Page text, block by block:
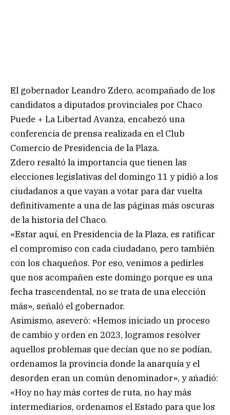
El gobernador Leandro Zdero, acompañado de los
candidatos a diputados provinciales por Chaco
Puede + La Libertad Avanza, encabezó una
conferencia de prensa realizada en el Club
Comercio de Presidencia de la Plaza.
Zdero resaltó la importancia que tienen las
elecciones legislativas del domingo 11 y pidió a los
ciudadanos a que vayan a votar para dar vuelta
definitivamente a una de las páginas más oscuras
de la historia del Chaco.
«Estar aquí, en Presidencia de la Plaza, es ratificar
el compromiso con cada ciudadano, pero también
con los chaqueños. Por eso, venimos a pedirles
que nos acompañen este domingo porque es una
fecha trascendental, no se trata de una elección
más», señaló el gobernador.
Asimismo, aseveró: «Hemos iniciado un proceso
de cambio y orden en 2023, logramos resolver
aquellos problemas que decían que no se podían,
ordenamos la provincia donde la anarquía y el
desorden eran un común denominador», y añadió:
«Hoy no hay más cortes de ruta, no hay más
intermediarios, ordenamos el Estado para que los